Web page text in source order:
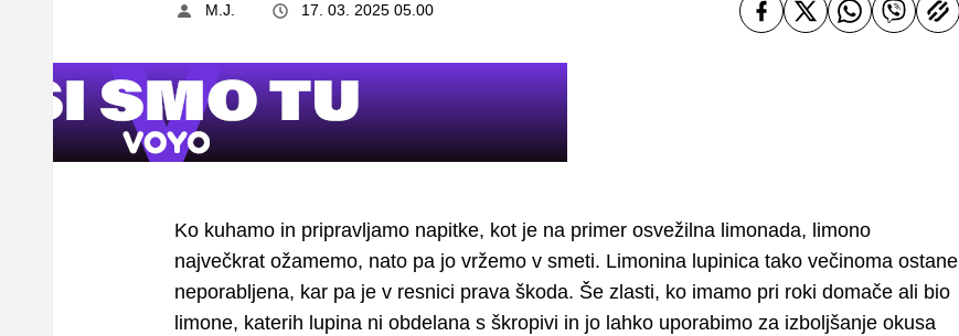
M.J. 17. 03. 2025 05.00
Ko kuhamo in pripravljamo napitke, kot je na primer osvežilna limonada, limono
največkrat ožamemo, nato pa jo vržemo v smeti. Limonina lupinica tako večinoma ostane
neporabljena, kar pa je v resnici prava škoda. Še zlasti, ko imamo pri roki domače ali bio
limone, katerih lupina ni obdelana s škropivi in jo lahko uporabimo za izboljšanje okusa